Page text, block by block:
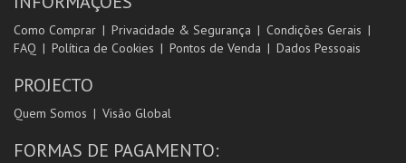
Como Comprar Privacidade & Segurança
Condições Gerais
FAQ
Política de Cookies Pontos de Venda Dados Pessoais
PROJECTO
Quem Somos Visão Global
FORMAS DE PAGAMENTO: